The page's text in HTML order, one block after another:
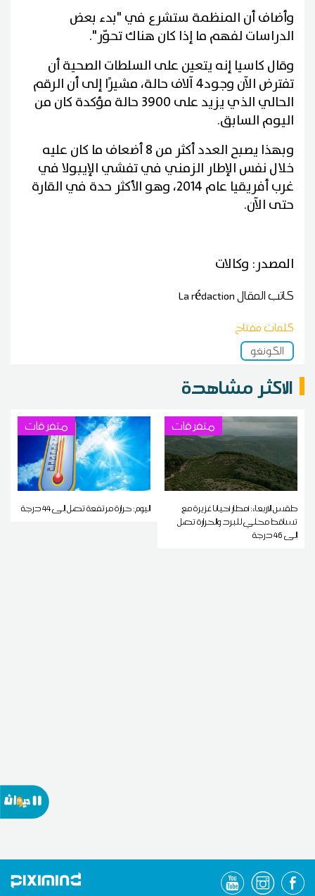
وأضاف أن المنظمة ستشرع في "بدء بعض
الدراسات لفهم ما إذا كان هناك تحوّر".
وقال كاسيا إنه يتعين على السلطات الصحية أن
تفترض الآن وجود4 آلاف حالة، مشيرًا إلى أن الرقم
الحالي الذي يزيد على 3900 حالة مؤكدة كان من
اليوم السابق.
وبهذا يصبح العدد أكثر من 8 أضعاف ما كان عليه
خلال نفس الإطار الزمني في تفشي الإيبولا في
غرب أفريقيا عام 2014، وهو الأكثر حدة في القارة
حتى الآن.
المصدر: وكالات
كاتب المقالLa rédaction
كلمات مفتاح
الكونغو
الاكثر مشاهدة
متفرقات
طقس الاربعاء: أمطار أحيانا غزيرة مع
تساقط محلي للبرد والحرارة تصل
إلى 46 درجة
متفرقات
اليوم: حرارة مرتفعة تصل إلى 44 درجة